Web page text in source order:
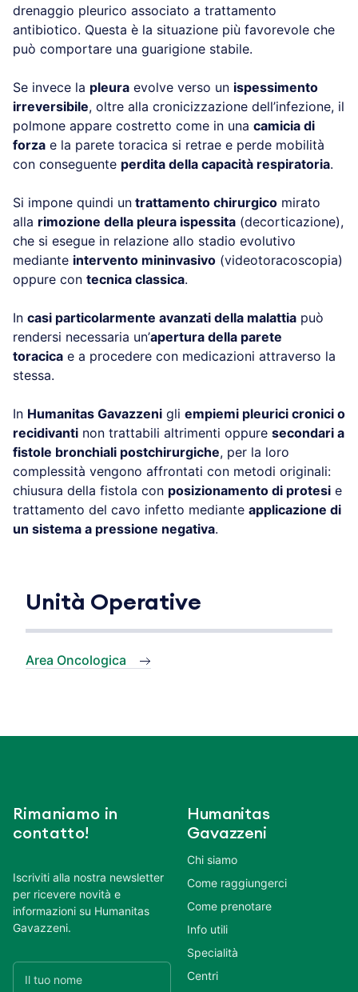
drenaggio pleurico associato a trattamento
antibiotico. Questa è la situazione più favorevole che
può comportare una guarigione stabile.
Se invece la pleura evolve verso un ispessimento
irreversibile, oltre alla cronicizzazione dell’infezione, il
polmone appare costretto come in una camicia di
forza e la parete toracica si retrae e perde mobilità
con conseguente perdita della capacità respiratoria.
Si impone quindi un trattamento chirurgico mirato
alla rimozione della pleura ispessita (decorticazione),
che si esegue in relazione allo stadio evolutivo
mediante intervento mininvasivo (videotoracoscopia)
oppure con tecnica classica.
In casi particolarmente avanzati della malattia può
rendersi necessaria un’apertura della parete
toracica e a procedere con medicazioni attraverso la
stessa.
In Humanitas Gavazzeni gli empiemi pleurici cronici o
recidivanti non trattabili altrimenti oppure secondari a
fistole bronchiali postchirurgiche, per la loro
complessità vengono affrontati con metodi originali:
chiusura della fistola con posizionamento di protesi e
trattamento del cavo infetto mediante applicazione di
un sistema a pressione negativa.
Unità Operative
Area Oncologica
Rimaniamo in
contatto!
Iscriviti alla nostra newsletter
per ricevere novità e
informazioni su Humanitas
Gavazzeni.
Humanitas
Gavazzeni
Chi siamo
Come raggiungerci
Come prenotare
Info utili
Specialità
Centri